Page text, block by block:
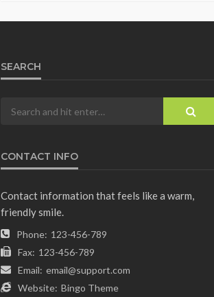
SEARCH
CONTACT INFO
Contact information that feels like a warm,
friendly smile.
Phone: 123-456-789
Fax: 123-456-789
Email: email@support.com
Website: Bingo Theme